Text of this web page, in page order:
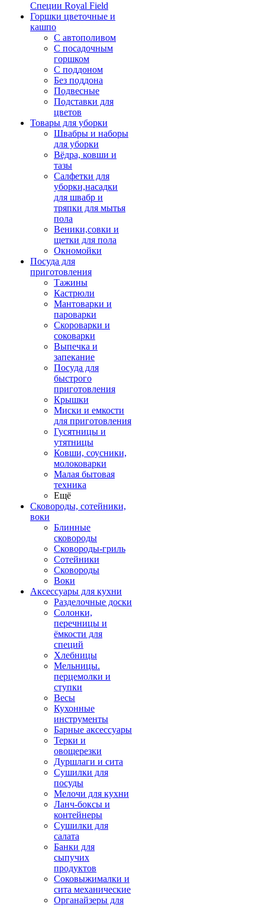
Специи Royal Field
Горшки цветочные и
кашпо
С автополивом
С посадочным
горшком
С поддоном
Без поддона
Подвесные
Подставки для
цветов
Товары для уборки
Швабры и наборы
для уборки
Вёдра, ковши и
тазы
Салфетки для
уборки,насадки
для швабр и
тряпки для мытья
пола
Веники,совки и
щетки для пола
Окномойки
Посуда для
приготовления
Тажины
Кастрюли
Мантоварки и
пароварки
Скороварки и
соковарки
Выпечка и
запекание
Посуда для
быстрого
приготовления
Крышки
Миски и емкости
для приготовления
Гусятницы и
утятницы
Ковши, соусники,
молоковарки
Малая бытовая
техника
Ещё
Сковороды, сотейники,
воки
Блинные
сковороды
Сковороды-гриль
Сотейники
Сковороды
Воки
Аксессуары для кухни
Разделочные доски
Солонки,
перечницы и
ёмкости для
специй
Хлебницы
Мельницы.
перцемолки и
ступки
Весы
Кухонные
инструменты
Барные аксессуары
Терки и
овощерезки
Дуршлаги и сита
Сушилки для
посуды
Мелочи для кухни
Ланч-боксы и
контейнеры
Сушилки для
салата
Банки для
сыпучих
продуктов
Соковыжималки и
сита механические
Органайзеры для